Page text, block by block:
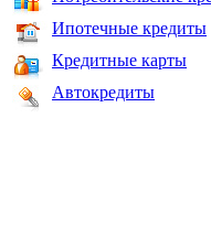
Ипотечные кредиты
Кредитные карты
Автокредиты